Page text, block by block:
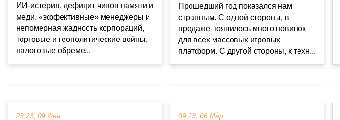
ИИ-истерия, дефицит чипов памяти и
меди, «эффективные» менеджеры и
непомерная жадность корпораций,
торговые и геополитические войны,
налоговые обреме...
Прошедший год показался нам
странным. С одной стороны, в
продаже появилось много новинок
для всех массовых игровых
платформ. С другой стороны, к техн...
23:23, 09 Фев 09:23, 06 Мар